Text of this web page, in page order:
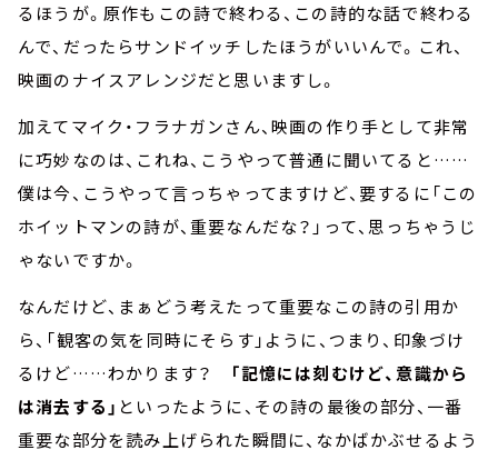
るほうが。原作もこの詩で終わる、この詩的な話で終わる
んで、だったらサンドイッチしたほうがいいんで。これ、
映画のナイスアレンジだと思いますし。
加えてマイク・フラナガンさん、映画の作り手として非常
に巧妙なのは、これね、こうやって普通に聞いてると……
僕は今、こうやって言っちゃってますけど、要するに「この
ホイットマンの詩が、重要なんだな？」って、思っちゃうじ
ゃないですか。
なんだけど、まぁどう考えたって重要なこの詩の引用か
ら、「観客の気を同時にそらす」ように、つまり、印象づけ
るけど……わかります？
「記憶には刻むけど、意識から
は消去する」 といったように、その詩の最後の部分、一番
重要な部分を読み上げられた瞬間に、なかばかぶせるよう